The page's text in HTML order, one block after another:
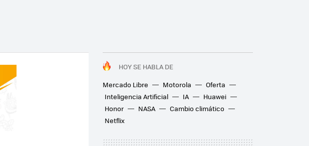
HOY SE HABLA DE
Mercado Libre
Motorola
Oferta
Inteligencia Artificial
IA
Huawei
Honor
NASA
Cambio climático
Netflix